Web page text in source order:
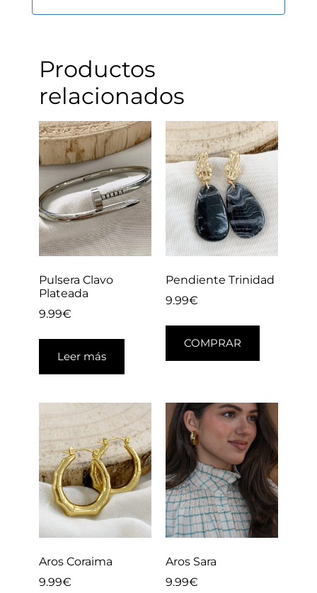
Productos
relacionados
Pulsera Clavo
Plateada
9.99€
Leer más
Pendiente Trinidad
9.99€
COMPRAR
Aros Coraima
9.99€
Aros Sara
9.99€